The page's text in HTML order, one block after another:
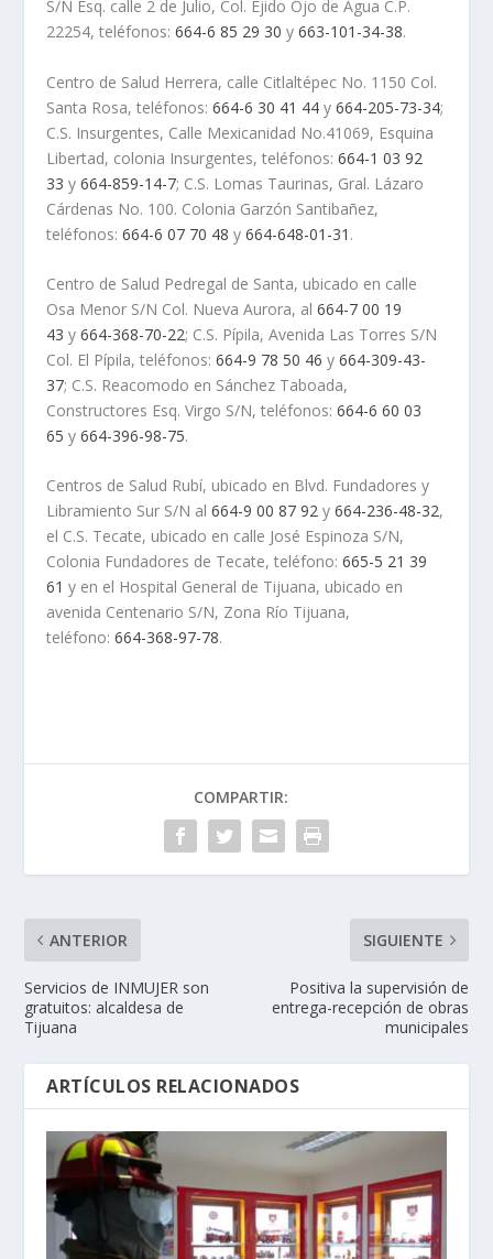
S/N Esq. calle 2 de Julio, Col. Ejido Ojo de Agua C.P.
22254, teléfonos:664-6 85 29 30 y663-101-34-38.
Centro de Salud Herrera, calle Citlaltépec No. 1150 Col.
Santa Rosa, teléfonos:664-6 30 41 44 y664-205-73-34;
C.S. Insurgentes, Calle Mexicanidad No.41069, Esquina
Libertad, colonia Insurgentes, teléfonos:664-1 03 92
33 y664-859-14-7; C.S. Lomas Taurinas, Gral. Lázaro
Cárdenas No. 100. Colonia Garzón Santibañez,
teléfonos:664-6 07 70 48 y664-648-01-31 .
Centro de Salud Pedregal de Santa, ubicado en calle
Osa Menor S/N Col. Nueva Aurora, al664-7 00 19
43 y664-368-70-22; C.S. Pípila, Avenida Las Torres S/N
Col. El Pípila, teléfonos:664-9 78 50 46 y664-309-43-
37; C.S. Reacomodo en Sánchez Taboada,
Constructores Esq. Virgo S/N, teléfonos:664-6 60 03
65 y664-396-98-75.
Centros de Salud Rubí, ubicado en Blvd. Fundadores y
Libramiento Sur S/N al664-9 00 87 92 y664-236-48-32,
el C.S. Tecate, ubicado en calle José Espinoza S/N,
Colonia Fundadores de Tecate, teléfono:665-5 21 39
61 y en el Hospital General de Tijuana, ubicado en
avenida Centenario S/N, Zona Río Tijuana,
teléfono:664-368-97-78.
COMPARTIR:
ANTERIOR
Servicios de INMUJER son
gratuitos: alcaldesa de
Tijuana
SIGUIENTE
Positiva la supervisión de
entrega-recepción de obras
municipales
ARTÍCULOS RELACIONADOS